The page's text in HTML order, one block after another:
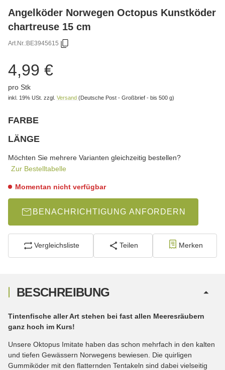
Angelköder Norwegen Octopus Kunstköder
chartreuse 15 cm
Art.Nr.:BE3945615
4,99 €
pro Stk
inkl. 19% USt. zzgl. Versand (Deutsche Post - Großbrief - bis 500 g)
FARBE
LÄNGE
Möchten Sie mehrere Varianten gleichzeitig bestellen?
Zur Bestelltabelle
Momentan nicht verfügbar
BENACHRICHTIGUNG ANFORDERN
Vergleichsliste Teilen Merken
BESCHREIBUNG
Tintenfische aller Art stehen bei fast allen Meeresräubern
ganz hoch im Kurs!
Unsere Oktopus Imitate haben das schon mehrfach in den kalten
und tiefen Gewässern Norwegens bewiesen. Die quirligen
Gummiköder mit den flatternden Tentakeln sind dabei vielseitig